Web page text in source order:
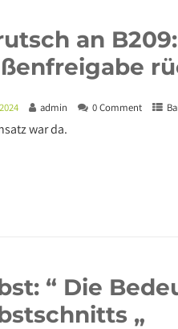
an
admin 0 Comment
war da.
“ Die
„